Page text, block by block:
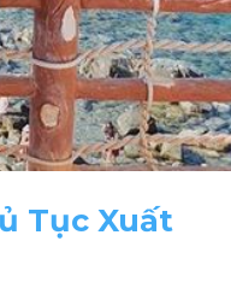
Tục Xuất